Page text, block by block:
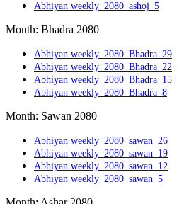
Abhiyan weekly_2080_ashoj_5
Month: Bhadra 2080
Abhiyan weekly_2080_Bhadra_29
Abhiyan weekly_2080_Bhadra_22
Abhiyan weekly_2080_Bhadra_15
Abhiyan weekly_2080_Bhadra_8
Month: Sawan 2080
Abhiyan weekly_2080_sawan_26
Abhiyan weekly_2080_sawan_19
Abhiyan weekly_2080_sawan_12
Abhiyan weekly_2080_sawan_5